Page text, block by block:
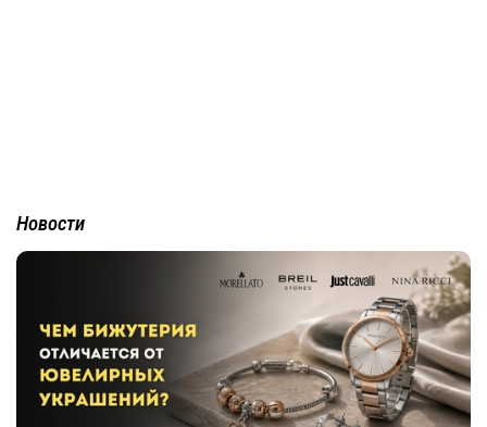
Новости